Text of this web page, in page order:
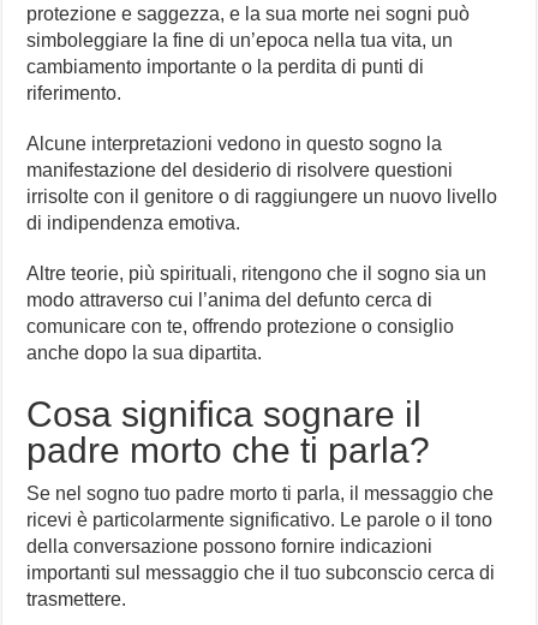
protezione e saggezza, e la sua morte nei sogni può
simboleggiare la fine di un’epoca nella tua vita, un
cambiamento importante o la perdita di punti di
riferimento.
Alcune interpretazioni vedono in questo sogno la
manifestazione del desiderio di risolvere questioni
irrisolte con il genitore o di raggiungere un nuovo livello
di indipendenza emotiva.
Altre teorie, più spirituali, ritengono che il sogno sia un
modo attraverso cui l’anima del defunto cerca di
comunicare con te, offrendo protezione o consiglio
anche dopo la sua dipartita.
Cosa significa sognare il
padre morto che ti parla?
Se nel sogno tuo padre morto ti parla, il messaggio che
ricevi è particolarmente significativo. Le parole o il tono
della conversazione possono fornire indicazioni
importanti sul messaggio che il tuo subconscio cerca di
trasmettere.